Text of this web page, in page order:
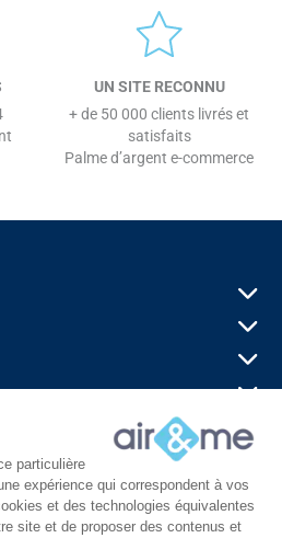
UN SITE RECONNU
+ de 50 000 clients livrés et
satisfaits
Palme d’argent e-commerce
!
exclusifs et actus sur l’air
!
particulière
expérience qui correspondent à vos
et des technologies équivalentes
site et de proposer des contenus et